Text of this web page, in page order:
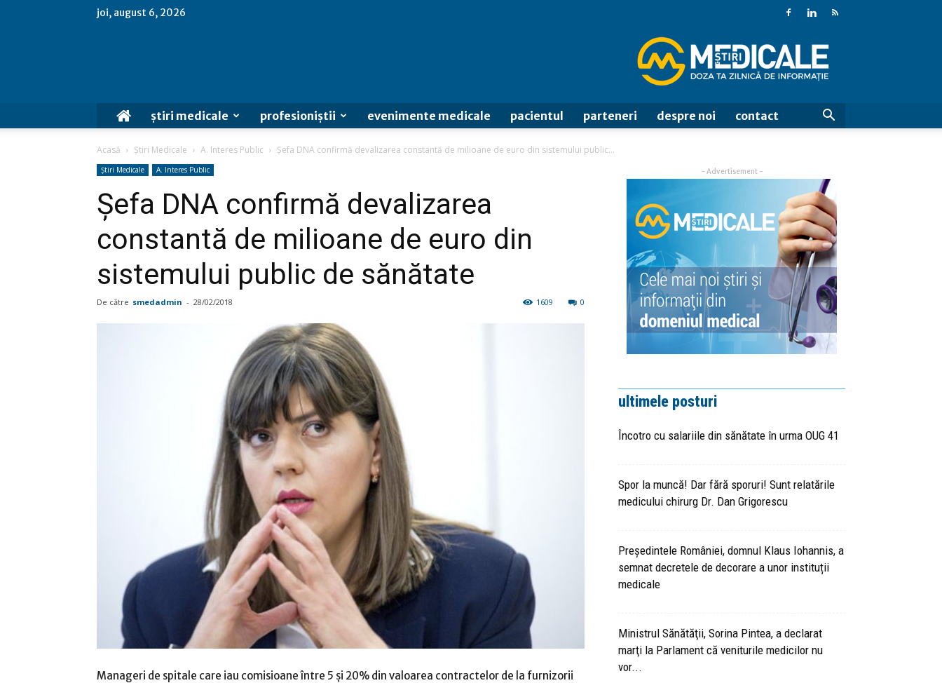
joi, august 6, 2026
Stiri
Medicale
știri medicale profesioniștii evenimente medicale pacientul parteneri despre noi contact
Acasă Știri Medicale A. Interes Public Șefa DNA confirmă devalizarea constantă de milioane de euro din sistemului public...
Știri Medicale A. Interes Public
Șefa DNA confirmă devalizarea
constantă de milioane de euro din
sistemului public de sănătate
De către smedadmin - 28/02/2018 0
1609
Manageri de spitale care iau comisioane între 5 şi 20% din valoarea contractelor de la furnizorii
- Advertisement -
ultimele posturi
Încotro cu salariile din sănătate în urma OUG 41
Spor la muncă! Dar fără sporuri! Sunt relatările
medicului chirurg Dr. Dan Grigorescu
Președintele României, domnul Klaus Iohannis, a
semnat decretele de decorare a unor instituții
medicale
Ministrul Sănătăţii, Sorina Pintea, a declarat
marţi la Parlament că veniturile medicilor nu
vor...